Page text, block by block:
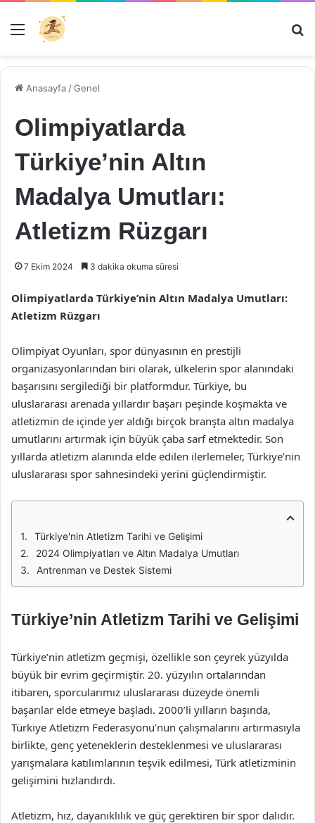
Menü
Anasayfa /Genel
Olimpiyatlarda
Türkiye’nin Altın
Madalya Umutları:
Atletizm Rüzgarı
7 Ekim 2024 3 dakika okuma süresi
Olimpiyatlarda Türkiye’nin Altın Madalya Umutları:
Atletizm Rüzgarı
Olimpiyat Oyunları, spor dünyasının en prestijli
organizasyonlarından biri olarak, ülkelerin spor alanındaki
başarısını sergilediği bir platformdur. Türkiye, bu
uluslararası arenada yıllardır başarı peşinde koşmakta ve
atletizmin de içinde yer aldığı birçok branşta altın madalya
umutlarını artırmak için büyük çaba sarf etmektedir. Son
yıllarda atletizm alanında elde edilen ilerlemeler, Türkiye’nin
uluslararası spor sahnesindeki yerini güçlendirmiştir.
Türkiye'nin Atletizm Tarihi ve Gelişimi
2024 Olimpiyatları ve Altın Madalya Umutları
Antrenman ve Destek Sistemi
Türkiye’nin Atletizm Tarihi ve Gelişimi
Türkiye’nin atletizm geçmişi, özellikle son çeyrek yüzyılda
büyük bir evrim geçirmiştir. 20. yüzyılın ortalarından
itibaren, sporcularımız uluslararası düzeyde önemli
başarılar elde etmeye başladı. 2000’li yılların başında,
Türkiye Atletizm Federasyonu’nun çalışmalarını artırmasıyla
birlikte, genç yeteneklerin desteklenmesi ve uluslararası
yarışmalara katılımlarının teşvik edilmesi, Türk atletizminin
gelişimini hızlandırdı.
Atletizm, hız, dayanıklılık ve güç gerektiren bir spor dalıdır.